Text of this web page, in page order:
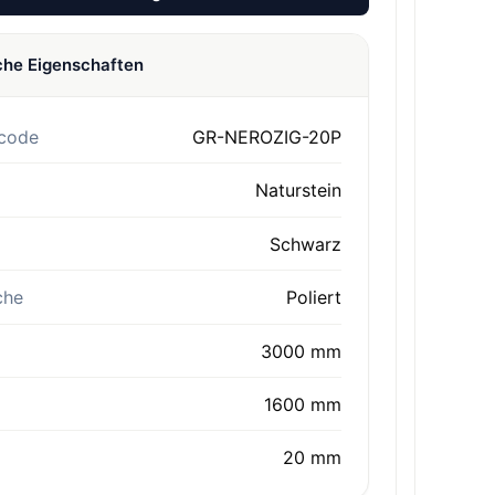
Eigenschaften
GR-NEROZIG-20P
Naturstein
Schwarz
Poliert
3000 mm
1600 mm
20 mm